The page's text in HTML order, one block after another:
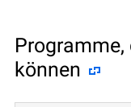
können